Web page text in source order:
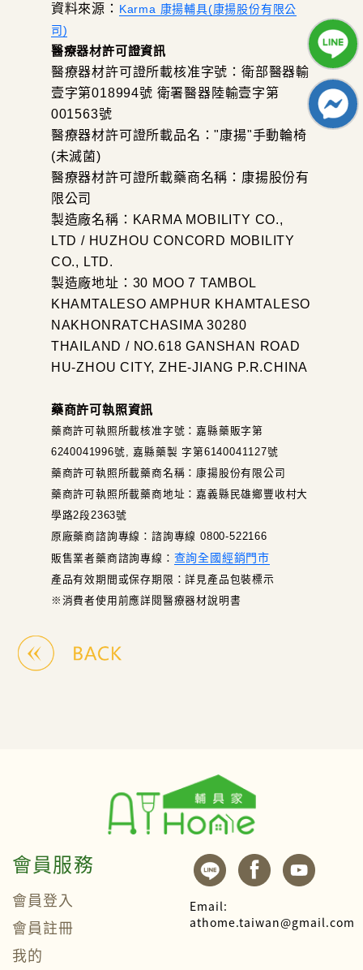
資料來源： Karma 康揚輔具(康揚股份有限公
司)
醫療器材許可證資訊
醫療器材許可證所載核准字號：衛部醫器輸
壹字第018994號 衛署醫器陸輸壹字第
001563號
醫療器材許可證所載品名："康揚"手動輪椅
(未滅菌)
醫療器材許可證所載藥商名稱：康揚股份有
限公司
製造廠名稱：KARMA MOBILITY CO.,
LTD / HUZHOU CONCORD MOBILITY
CO., LTD.
製造廠地址：30 MOO 7 TAMBOL
KHAMTALESO AMPHUR KHAMTALESO
NAKHONRATCHASIMA 30280
THAILAND / NO.618 GANSHAN ROAD
HU-ZHOU CITY, ZHE-JIANG P.R.CHINA
藥商許可執照資訊
藥商許可執照所載核准字號：嘉縣藥販字第
6240041996號, 嘉縣藥製 字第6140041127號
藥商許可執照所載藥商名稱：康揚股份有限公司
藥商許可執照所載藥商地址：嘉義縣民雄鄉豐收村大
學路2段2363號
原廠藥商諮詢專線：諮詢專線 0800-522166
販售業者藥商諮詢專線： 查詢全國經銷門市
產品有效期間或保存期限：詳見產品包裝標示
※消費者使用前應詳閱醫療器材說明書
會員服務
會員登入
會員註冊
我的
Email:
athome.taiwan@gmail.com